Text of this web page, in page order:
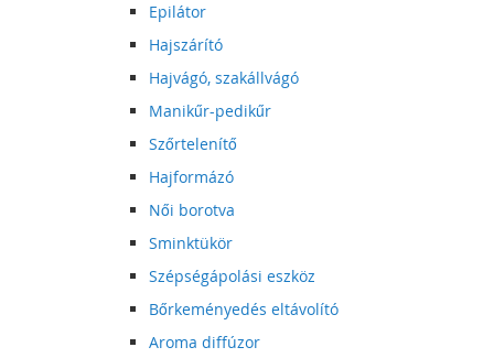
Epilátor
Hajszárító
Hajvágó, szakállvágó
Manikűr-pedikűr
Szőrtelenítő
Hajformázó
Női borotva
Sminktükör
Szépségápolási eszköz
Bőrkeményedés eltávolító
Aroma diffúzor